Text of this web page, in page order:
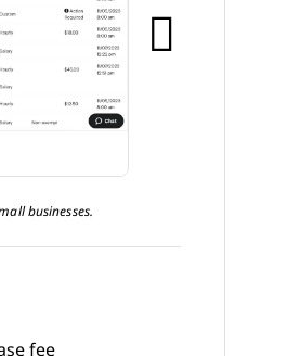
businesses.
fee